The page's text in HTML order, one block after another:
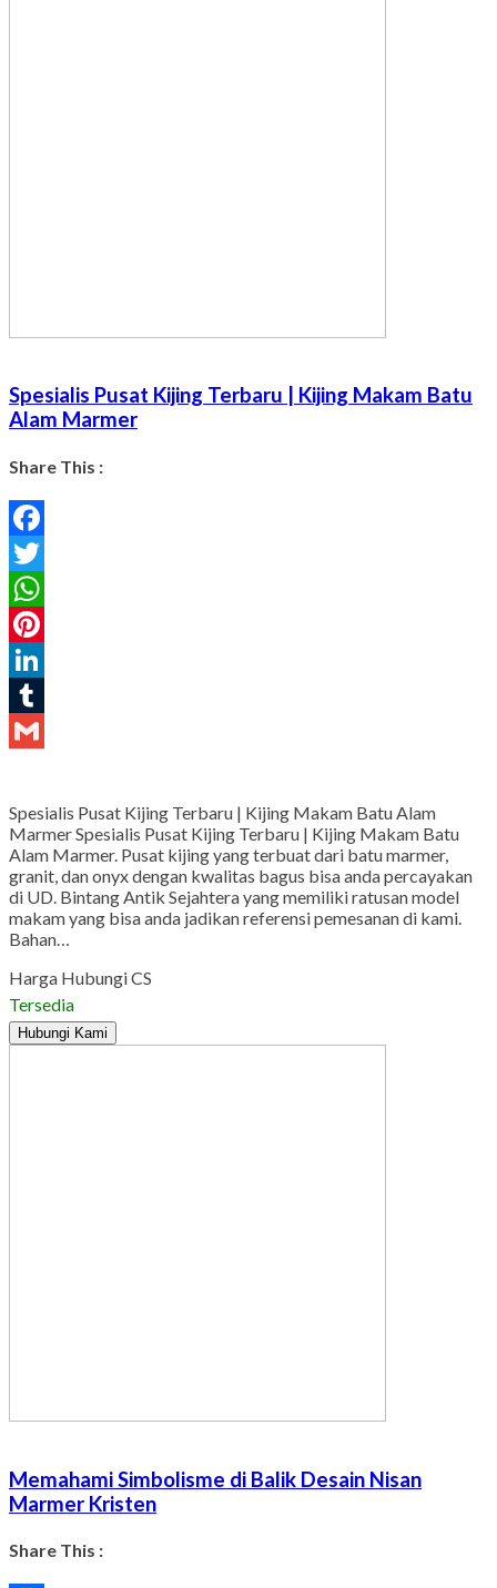
Spesialis Pusat Kijing Terbaru | Kijing Makam Batu
Alam Marmer
Share This :
Facebook
Twitter
WhatsApp
Pinterest
LinkedIn
Tumblr
Spesialis Pusat Kijing Terbaru | Kijing Makam Batu Alam
Marmer Spesialis Pusat Kijing Terbaru | Kijing Makam Batu
Alam Marmer. Pusat kijing yang terbuat dari batu marmer,
granit, dan onyx dengan kwalitas bagus bisa anda percayakan
di UD. Bintang Antik Sejahtera yang memiliki ratusan model
makam yang bisa anda jadikan referensi pemesanan di kami.
Bahan…
Harga Hubungi CS
Tersedia
Hubungi Kami
Memahami Simbolisme di Balik Desain Nisan
Marmer Kristen
Share This :